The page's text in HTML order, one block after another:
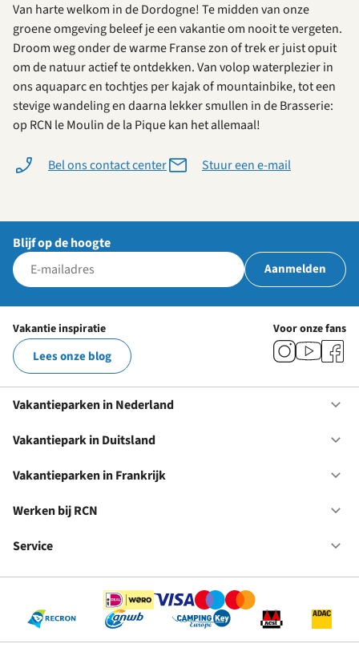
Van harte welkom in de Dordogne! Te midden van onze
groene omgeving beleef je een vakantie om nooit te vergeten.
Droom weg onder de warme Franse zon of trek er juist opuit
om de natuur actief te ontdekken. Van volop waterplezier in
ons aquaparc en tochtjes per kajak of mountainbike, tot een
stevige wandeling en daarna lekker smullen in de Brasserie:
op RCN le Moulin de la Pique kan het allemaal!
Bel ons contact center Stuur een e-mail
Blijf op de hoogte
Aanmelden
Vakantie inspiratie
Lees onze blog
Voor onze fans
Vakantieparken in Nederland
Vakantiepark in Duitsland
Vakantieparken in Frankrijk
Werken bij RCN
Service